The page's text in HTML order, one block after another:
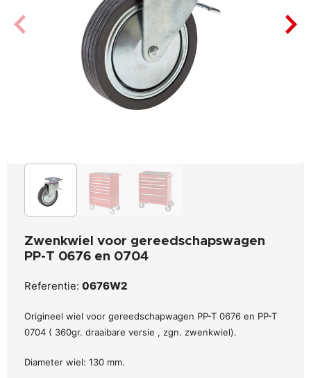
Zwenkwiel voor gereedschapswagen
PP-T 0676 en 0704
Referentie: 0676W2
Origineel wiel voor gereedschapwagen PP-T 0676 en PP-T
0704 ( 360gr. draaibare versie , zgn. zwenkwiel).
Diameter wiel: 130 mm.